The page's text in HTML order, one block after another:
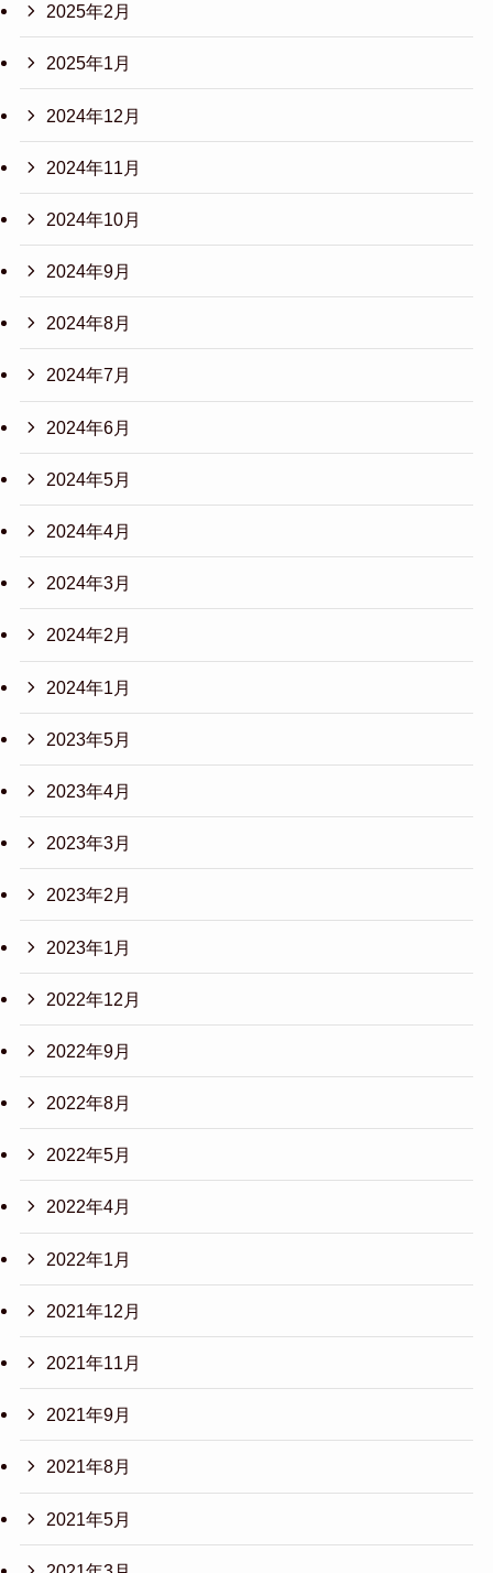
2025年2月
2025年1月
2024年12月
2024年11月
2024年10月
2024年9月
2024年8月
2024年7月
2024年6月
2024年5月
2024年4月
2024年3月
2024年2月
2024年1月
2023年5月
2023年4月
2023年3月
2023年2月
2023年1月
2022年12月
2022年9月
2022年8月
2022年5月
2022年4月
2022年1月
2021年12月
2021年11月
2021年9月
2021年8月
2021年5月